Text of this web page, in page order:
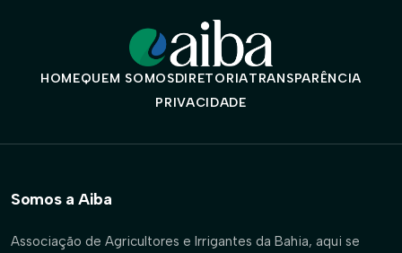
HOMEQUEM SOMOSDIRETORIATRANSPARÊNCIA
PRIVACIDADE
Somos a Aiba
Associação de Agricultores e Irrigantes da Bahia, aqui se